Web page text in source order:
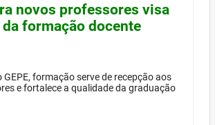
novos professores visa
formação docente
GEPE, formação serve de recepção aos
e fortalece a qualidade da graduação